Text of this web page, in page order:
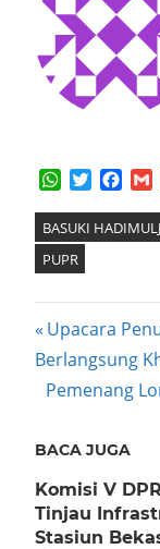
WhatsApp
Twitter
BASUKI
PUPR
Post
Previous
Post:
Upacara
Berlangsung
Next
Pemenang
BACA JUGA
Komisi V DPR
Tinjau
Stasiun